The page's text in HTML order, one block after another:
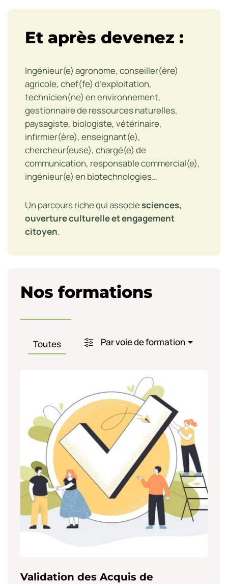
Et après devenez :
Ingénieur(e) agronome, conseiller(ère)
agricole, chef(fe) d’exploitation,
technicien(ne) en environnement,
gestionnaire de ressources naturelles,
paysagiste, biologiste, vétérinaire,
infirmier(ère), enseignant(e),
chercheur(euse), chargé(e) de
communication, responsable commercial(e),
ingénieur(e) en biotechnologies…
Un parcours riche qui associesciences,
ouverture culturelle et engagement
citoyen.
Nos formations
Toutes Par voie de formation
Validation des Acquis de